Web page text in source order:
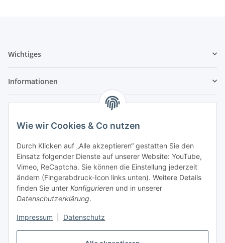
Wie wir Cookies & Co nutzen
Durch Klicken auf „Alle akzeptieren“ gestatten Sie den
Einsatz folgender Dienste auf unserer Website: YouTube,
Vimeo, ReCaptcha. Sie können die Einstellung jederzeit
ändern (Fingerabdruck-Icon links unten). Weitere Details
finden Sie unter Konfigurieren und in unserer
Datenschutzerklärung.
Impressum Datenschutz
Wichtiges
Informationen
Alle mit*markierten Felder sind Pflichtfelder.
E-Mail-Adresse
Passwort
Passwort vergessen
Neu hier?